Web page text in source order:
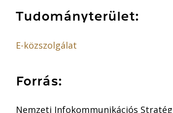
Tudományterület:
E-közszolgálat
Forrás:
Nemzeti Infokommunikációs